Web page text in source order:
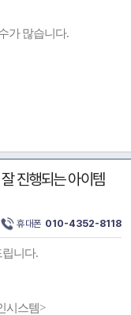
가 많습니다.
진행되는 아이템
휴대폰 010-4352-8118
니다.
시스템>